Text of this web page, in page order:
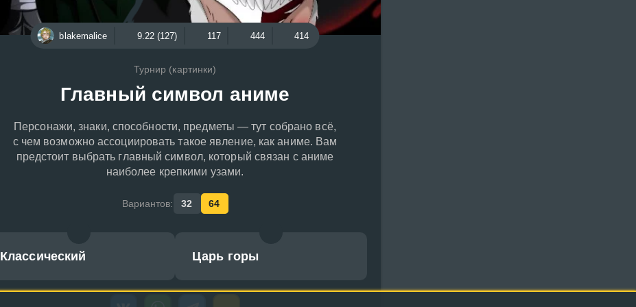
blakemalice 9.22 (127) 117 444 414
Турнир (картинки)
Главный символ аниме
Персонажи, знаки, способности, предметы ― тут собрано всё,
с чем возможно ассоциировать такое явление, как аниме. Вам
предстоит выбрать главный символ, который связан с аниме
наиболее крепкими узами.
Вариантов: 32 64
Классический Царь горы